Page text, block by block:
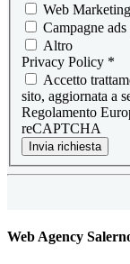
Web Marketing
Campagne
Altro
Privacy Policy *
Accetto
sito, aggiornata a
Regolamento
reCAPTCHA
Invia richiesta
Web Agency